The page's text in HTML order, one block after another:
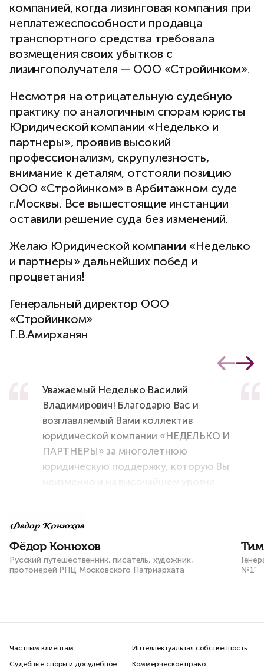
компанией, когда лизинговая компания при
неплатежеспособности продавца
транспортного средства требовала
возмещения своих убытков с
лизингополучателя — ООО «Стройинком».
Несмотря на отрицательную судебную
практику по аналогичным спорам юристы
Юридической компании «Неделько и
партнеры», проявив высокий
профессионализм, скрупулезность,
внимание к деталям, отстояли позицию
ООО «Стройинком» в Арбитажном суде
г.Москвы. Все вышестоящие инстанции
оставили решение суда без изменений.
Желаю Юридической компании «Неделько
и партнеры» дальнейших побед и
процветания!
Генеральный директор ООО
«Стройинком»
Г.В.Амирханян
Уважаемый Неделько Василий
Владимирович! Благодарю Вас и
возглавляемый Вами коллектив
юридической компании «НЕДЕЛЬКО И
ПАРТНЕРЫ» за многолетнюю
юридическую поддержку, которую Вы
неизменно и на высочайшем уровне
Фёдор Конюхов
Русский путешественник, писатель, художник,
протоиерей РПЦ Московского Патриархата
№1"
Частным клиентам
Судебные споры и досудебное
Интеллектуальная собственность
Коммерческое право